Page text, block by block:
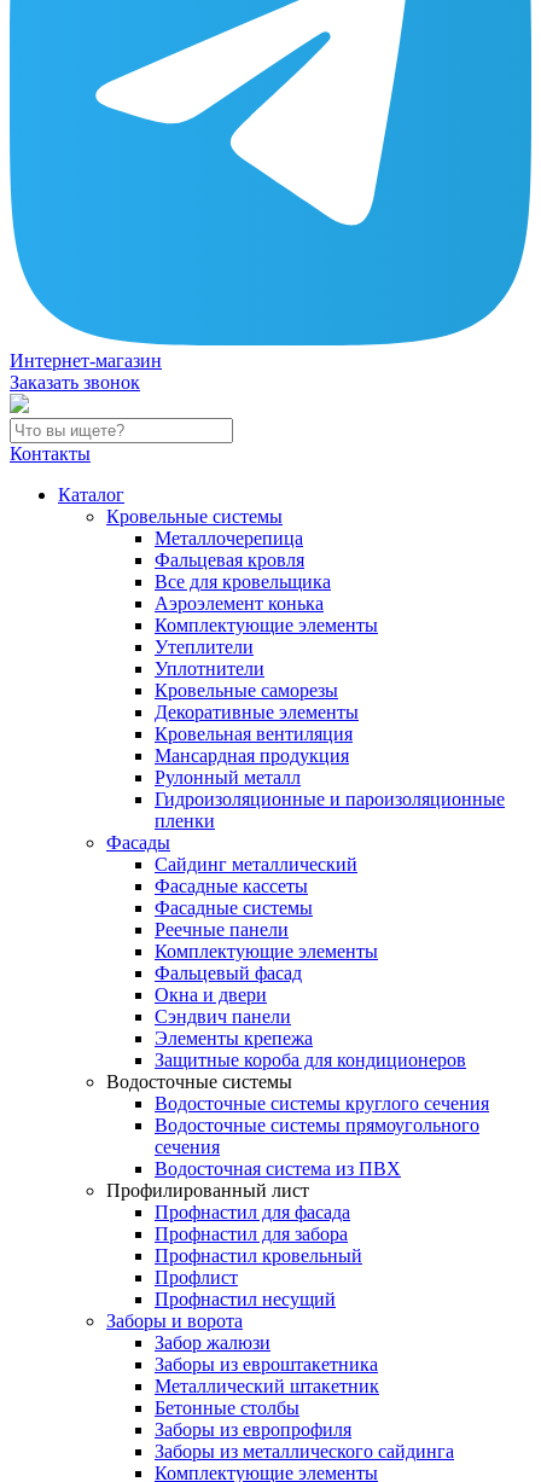
Интернет-магазин
Заказать звонок
Контакты
Каталог
Кровельные системы
Металлочерепица
Фальцевая кровля
Все для кровельщика
Аэроэлемент конька
Комплектующие элементы
Утеплители
Уплотнители
Кровельные саморезы
Декоративные элементы
Кровельная вентиляция
Мансардная продукция
Рулонный металл
Гидроизоляционные и пароизоляционные
пленки
Фасады
Сайдинг металлический
Фасадные кассеты
Фасадные системы
Реечные панели
Комплектующие элементы
Фальцевый фасад
Окна и двери
Сэндвич панели
Элементы крепежа
Защитные короба для кондиционеров
Водосточные системы
Водосточные системы круглого сечения
Водосточные системы прямоугольного
сечения
Водосточная система из ПВХ
Профилированный лист
Профнастил для фасада
Профнастил для забора
Профнастил кровельный
Профлист
Профнастил несущий
Заборы и ворота
Забор жалюзи
Заборы из евроштакетника
Металлический штакетник
Бетонные столбы
Заборы из европрофиля
Заборы из металлического сайдинга
Комплектующие элементы